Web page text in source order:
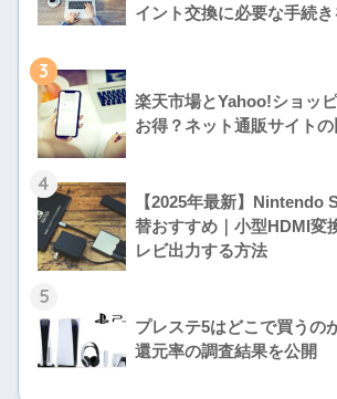
イント交換に必要な手続
3
楽天市場とYahoo!ショッ
お得？ネット通販サイト
4
【2025年最新】Nintendo
替おすすめ｜小型HDMI変
レビ出力する方法
5
プレステ5はどこで買うの
還元率の調査結果を公開